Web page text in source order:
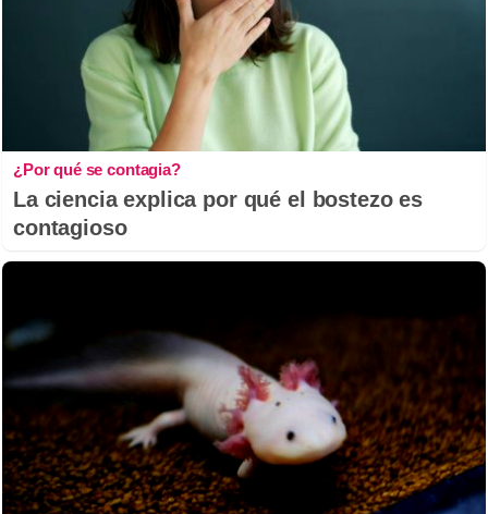
¿Por qué se contagia?
La ciencia explica por qué el bostezo es
contagioso